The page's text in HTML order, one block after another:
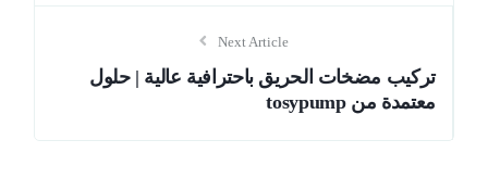
Next Article
تركيب مضخات الحريق باحترافية عالية | حلول
معتمدة من tosypump